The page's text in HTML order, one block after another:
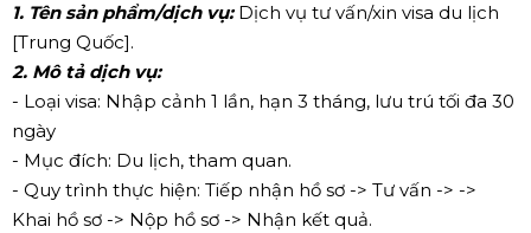
1. Tên sản phẩm/dịch vụ:Dịch vụ tư vấn/xin visa du lịch
[Trung Quốc].
2. Mô tả dịch vụ:
- Loại visa: Nhập cảnh 1 lần, hạn 3 tháng, lưu trú tối đa 30
ngày
- Mục đích: Du lịch, tham quan.
- Quy trình thực hiện: Tiếp nhận hồ sơ -> Tư vấn -> ->
Khai hồ sơ -> Nộp hồ sơ -> Nhận kết quả.